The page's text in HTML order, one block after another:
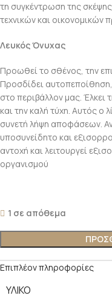
τη συγκέντρωση της
τεχνικών και οικονομικών
Λευκός Όνυχας
Προωθεί το σθένος, την
Προσδίδει
στο περιβάλλον μας. Έλκει
και την καλή τύχη. Αυτός ο
συνετή λήψη αποφάσεων.
υποσυνείδητο και
αντοχή και λειτουργεί
οργανισμού
1 σε απόθεμα
Επιπλέον πληροφορίες
ΥΛΙΚΌ